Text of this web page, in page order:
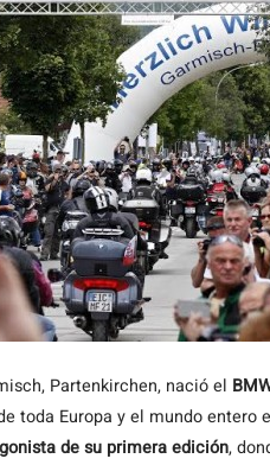
Partenkirchen, nació el
toda Europa y el mundo entero
de su primera edición,